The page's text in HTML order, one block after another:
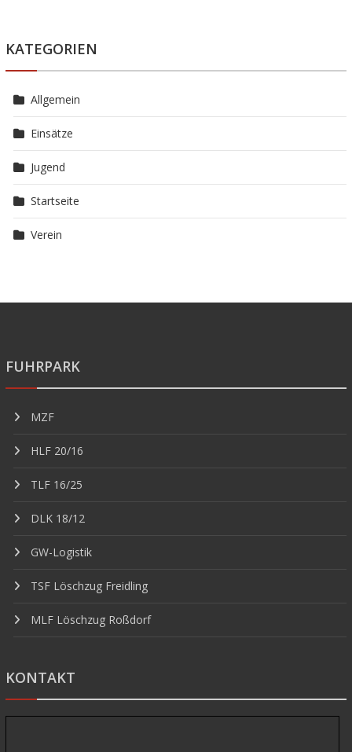
KATEGORIEN
Allgemein
Einsätze
Jugend
Startseite
Verein
FUHRPARK
MZF
HLF 20/16
TLF 16/25
DLK 18/12
GW-Logistik
TSF Löschzug Freidling
MLF Löschzug Roßdorf
KONTAKT